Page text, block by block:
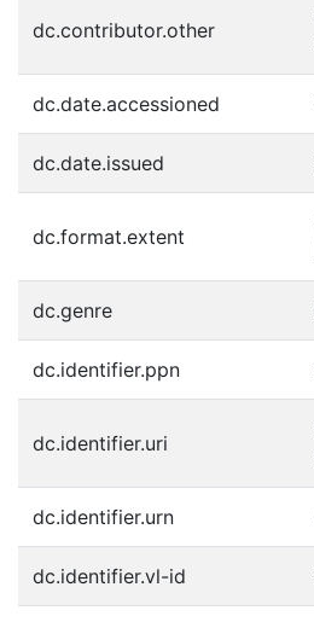
dc.contributor.other
dc.date.accessioned
dc.date.issued
dc.format.extent
dc.genre
dc.identifier.ppn
dc.identifier.uri
dc.identifier.urn
dc.identifier.vl-id